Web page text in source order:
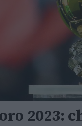
2023: